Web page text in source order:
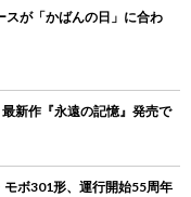
が「かばんの日」に合わ
新作『永遠の記憶』発売で
ボ301形、運行開始55周年